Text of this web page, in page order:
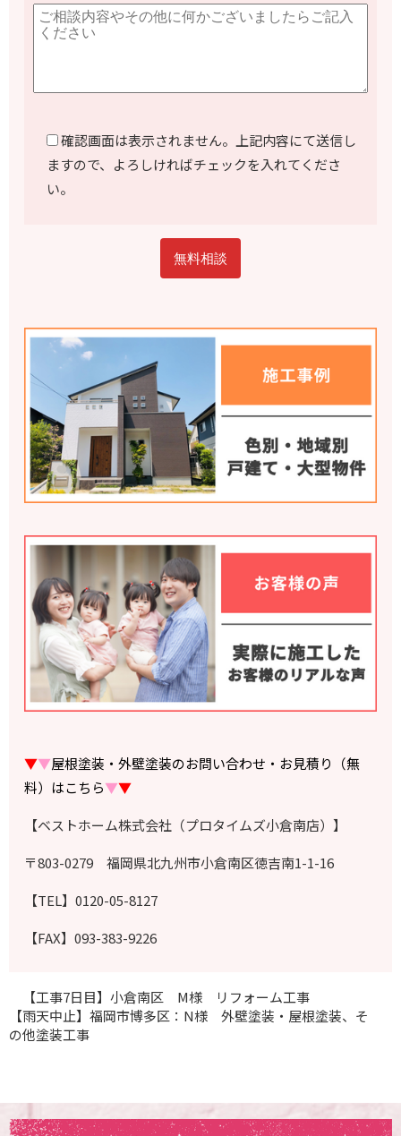
確認画面は表示されません。上記内容にて送信し
ますので、よろしければチェックを入れてくださ
い。
▼▼屋根塗装・外壁塗装のお問い合わせ・お見積り（無
料）はこちら▼▼
【ベストホーム株式会社（プロタイムズ小倉南店）】
〒803-0279 福岡県北九州市小倉南区徳吉南1-1-16
【TEL】0120-05-8127
【FAX】093-383-9226
【工事7日目】小倉南区 M様 リフォーム工事
【雨天中止】福岡市博多区：N様 外壁塗装・屋根塗装、そ
の他塗装工事